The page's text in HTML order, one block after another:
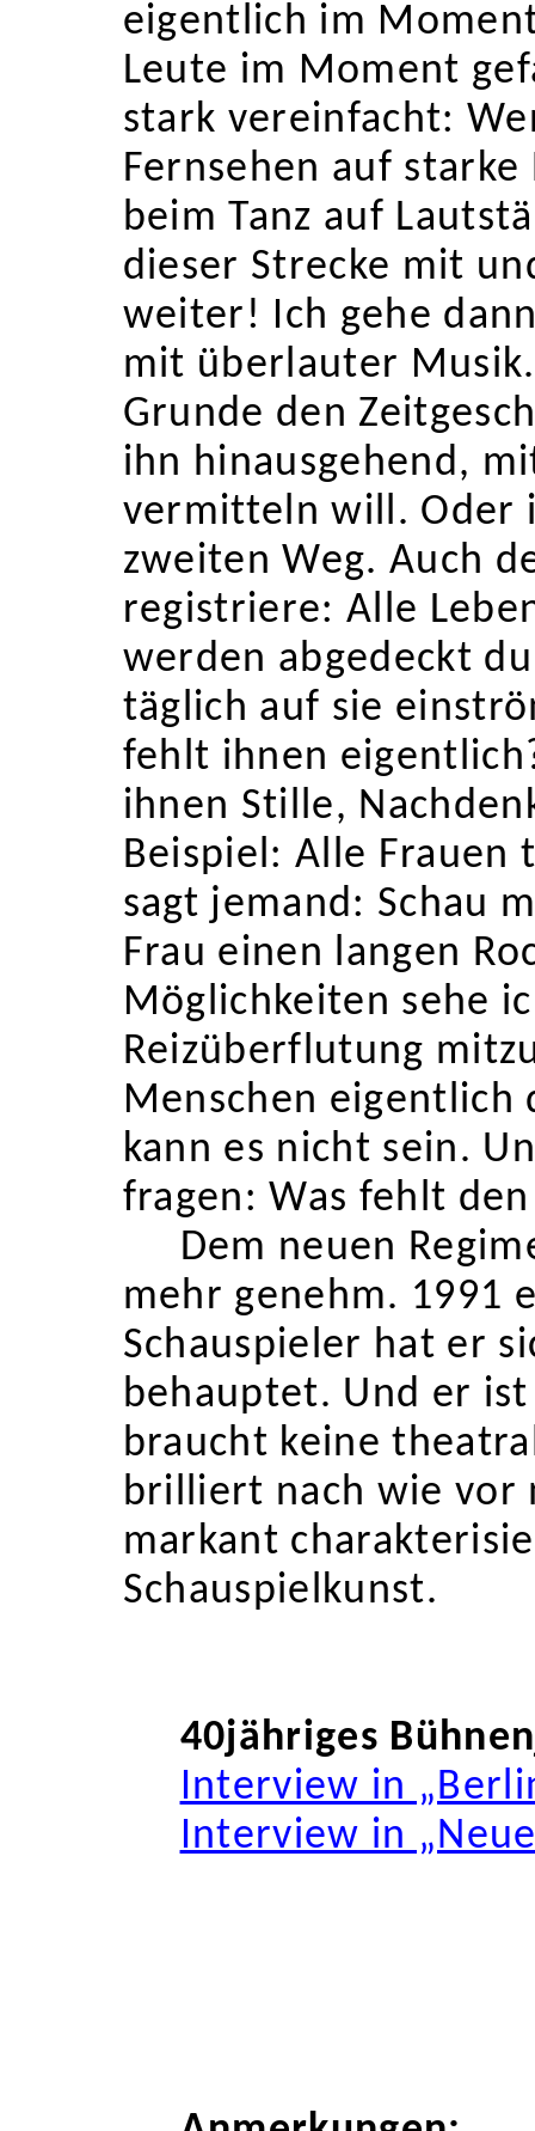
eigentlich im
Leute im Moment
stark vereinfacht:
Fernsehen auf
beim Tanz auf
dieser Strecke mit
weiter! Ich gehe
mit überlauter
Grunde den
ihn hinausgehend,
vermitteln will. Oder
zweiten Weg. Auch
registriere: Alle
werden abgedeckt
täglich auf sie
fehlt ihnen
ihnen Stille,
Beispiel: Alle Frauen
sagt jemand: Schau
Frau einen langen
Möglichkeiten sehe
Reizüberflutung
Menschen eigentlich
kann es nicht sein.
fragen: Was fehlt
Dem neuen
mehr genehm. 1991
Schauspieler hat er
behauptet. Und er
braucht keine
brilliert nach wie vor
markant
Schauspielkunst.
40jähriges
Interview in
Interview in